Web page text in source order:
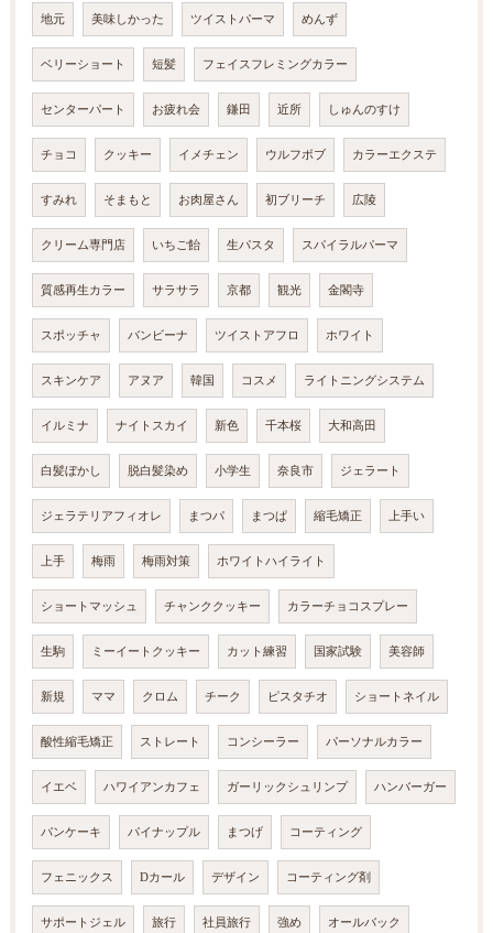
地元 美味しかった ツイストパーマ めんず
ベリーショート 短髪 フェイスフレミングカラー
センターパート お疲れ会 鎌田 近所 しゅんのすけ
チョコ クッキー イメチェン ウルフボブ カラーエクステ
すみれ そまもと お肉屋さん 初ブリーチ 広陵
クリーム専門店 いちご飴 生パスタ スパイラルパーマ
質感再生カラー サラサラ 京都 観光 金閣寺
スポッチャ バンビーナ ツイストアフロ ホワイト
スキンケア アヌア 韓国 コスメ ライトニングシステム
イルミナ ナイトスカイ 新色 千本桜 大和高田
白髪ぼかし 脱白髪染め 小学生 奈良市 ジェラート
ジェラテリアフィオレ まつパ まつぱ 縮毛矯正 上手い
上手 梅雨 梅雨対策 ホワイトハイライト
ショートマッシュ チャンククッキー カラーチョコスプレー
生駒 ミーイートクッキー カット練習 国家試験 美容師
新規 ママ クロム チーク ピスタチオ ショートネイル
酸性縮毛矯正 ストレート コンシーラー パーソナルカラー
イエベ ハワイアンカフェ ガーリックシュリンプ ハンバーガー
パンケーキ パイナップル まつげ コーティング
フェニックス Dカール デザイン コーティング剤
サポートジェル 旅行 社員旅行 強め オールバック